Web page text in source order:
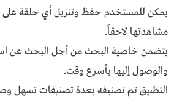
يمكن للمستخدم حفظ وتنزيل أي حلقة
مشاهدتها لاحقاً.
يتضمن خاصية البحث من أجل البحث عن
والوصول إليها بأسرع وقت.
التطبيق تم تصنيفه بعدة تصنيفات تسهل